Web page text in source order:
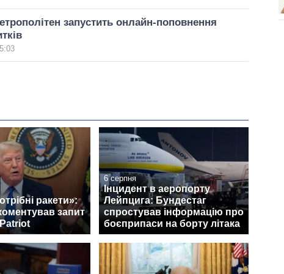
запустить онлайн-поповнення
ракети»:
запит
6 серпня
Інцидент в аеропорту
Лейпцига: Бундестаг
спростував інформацію про
боєприпаси на борту літака